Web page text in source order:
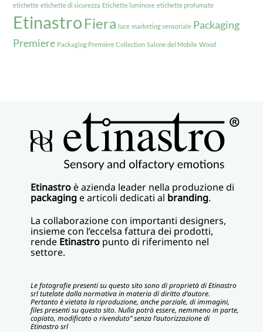
etichette etichette di sicurezza Etichette luminose etichette profumate
Etinastro Fiera luce marketing sensoriale Packaging
Premiere Packaging Première Collection Salone del Mobile Wood
Etinastroè azienda leader nella produzione di
packaginge articoli dedicati al branding.
La collaborazione con importanti designers,
insieme con l’eccelsa fattura dei prodotti,
rende Etinastro punto di riferimento nel
settore.
Le fotografie presenti su questo sito sono di proprietà di Etinastro
srl tutelate dalla normativa in materia di diritto d’autore.
Pertanto è vietata la riproduzione, anche parziale, di immagini,
files presenti su questo sito. Nulla potrà essere, nemmeno in parte,
copiato, modificato o rivenduto” senza l’autorizzazione di
Etinastro srl